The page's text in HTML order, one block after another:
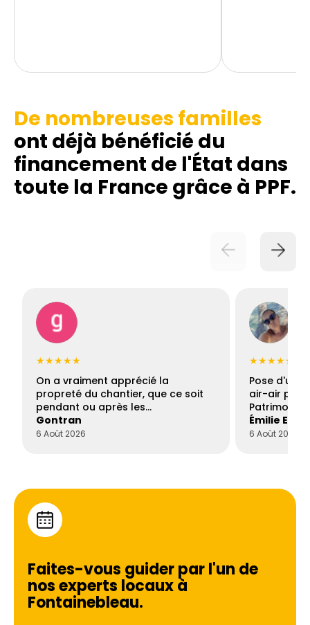
De nombreuses familles
ont déjà bénéficié du
financement de l'État dans
toute la France grâce à PPF.
★★★★★
On a vraiment apprécié la
propreté du chantier, que ce soit
pendant ou après les…
Gontran
6 Août 2026
★★★★★
Pose d'une
air-air par
Patrimoine
Émilie
6 Août 2026
Faites-vous guider par l'un de
nos experts locaux à
Fontainebleau.